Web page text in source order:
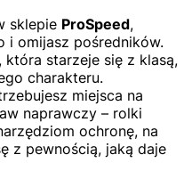
sklepie ProSpeed,
i omijasz pośredników.
starzeje się z klasą,
charakteru.
miejsca na
naprawczy – rolki
ochronę, na
z pewnością, jaką daje